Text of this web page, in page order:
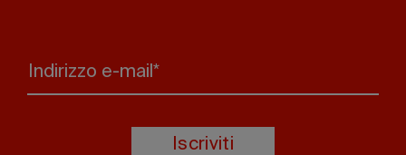
Indirizzo e-mail*
Iscriviti